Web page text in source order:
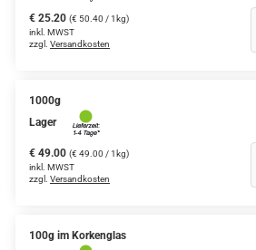
€ 25.20 (€ 50.40 / 1kg)
inkl. MWST
zzgl. Versandkosten
1000g
Lager
€ 49.00 (€ 49.00 / 1kg)
inkl. MWST
zzgl. Versandkosten
100g im Korkenglas